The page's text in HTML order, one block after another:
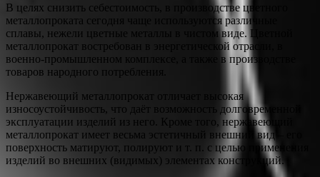
В целях снизить себестоимость, в производстве цветного
металлопроката сегодня чаще используются различные
сплавы, нежели цветные металлы в чистом виде. Цветной
металлопрокат востребован в энергетической отрасли, в
военно-промышленном комплексе, а также в производстве
товаров народного потребления.
Нержавеющий металлопрокат отличает высокая
износоустойчивость, что даёт возможность долговременной
эксплуатации изделий из него. Кроме того, нержавеющий
металлопрокат имеет весьма эстетичный внешний вид – его
поверхность матируют, полируют и т. п. с целью применения
изделий во внешних (видимых) элементах конструкций.